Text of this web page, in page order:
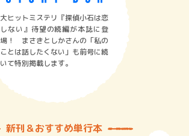
大ヒットミステリ『探偵小石は恋
しない』待望の続編が本誌に登
場！ まさきとしかさんの「私の
ことは話したくない」も前号に続
いて特別掲載します。
新刊＆おすすめ単行本